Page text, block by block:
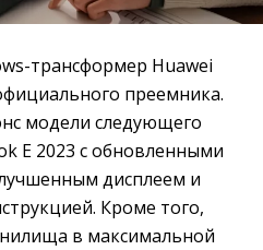
трансформер Huawei
преемника.
модели следующего
E 2023 с обновленными
дисплеем и
Кроме того,
в максимальной